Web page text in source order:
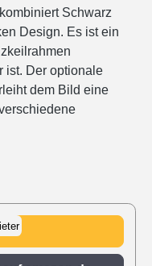
Schwarz
Design. Es ist ein
ist. Der optionale
dem Bild eine